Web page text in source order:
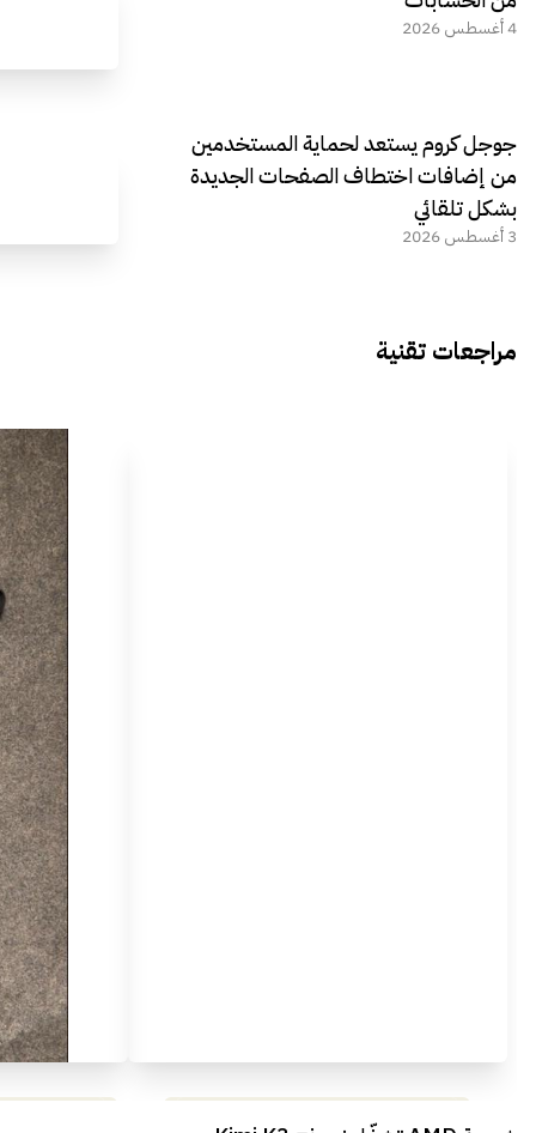
4 أغسطس 2026
جوجل كروم يستعد لحماية المستخدمين
من إضافات اختطاف الصفحات الجديدة
بشكل تلقائي
3 أغسطس 2026
مراجعات تقنية
مراجعة شاملة لعملاق الألعاب